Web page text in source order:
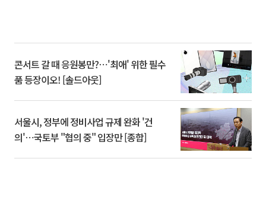
콘서트 갈 때 응원봉만?⋯'최애' 위한 필수
품 등장이오! [솔드아웃]
서울시, 정부에 정비사업 규제 완화 '건
의'⋯국토부 "협의 중" 입장만 [종합]